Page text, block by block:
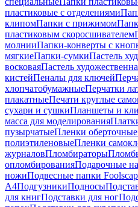
пластиковые с отделениями
клипомПапки с прижимом
пластиковым скоросшивателем
молнииПапки-конверты с
мягкиеПапки-сумкиПастель
восковаяПастель
кистейПеналы для ключей
хлопчатобумажныеПерчатки
плакатныеПечати круглые
сухари и сушкиПланшеты и
масса для моделирования
пузырчатыеПленки
полиэтиленовыеПленки
журналовПломбираторы
опломбированияПодарочные
ножиПодвесные папки Foolscap
А4ПодгузникиПодносы
для книгПодставки для ног